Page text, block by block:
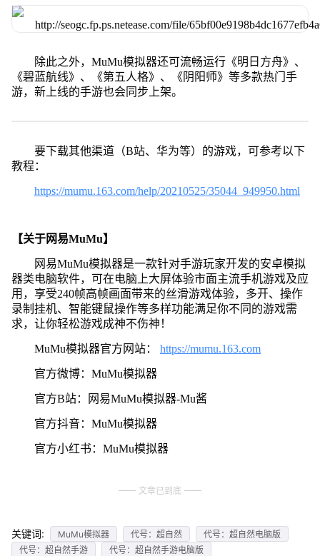
除此之外，MuMu模拟器还可流畅运行《明日方舟》、
《碧蓝航线》、《第五人格》、《阴阳师》等多款热门手
游，新上线的手游也会同步上架。
要下载其他渠道（B站、华为等）的游戏，可参考以下
教程：
https://mumu.163.com/help/20210525/35044_949950.html
【关于网易MuMu】
网易MuMu模拟器是一款针对手游玩家开发的安卓模拟
器类电脑软件，可在电脑上大屏体验市面主流手机游戏及应
用，享受240帧高帧画面带来的丝滑游戏体验，多开、操作
录制挂机、智能键鼠操作等多样功能满足你不同的游戏需
求，让你轻松游戏成神不伤神！
MuMu模拟器官方网站： https://mumu.163.com
官方微博：MuMu模拟器
官方B站：网易MuMu模拟器-Mu酱
官方抖音：MuMu模拟器
官方小红书：MuMu模拟器
文章已到底
关键词: MuMu模拟器 代号：超自然
代号：超自然电脑版
代号：超自然手游
代号：超自然手游电脑版